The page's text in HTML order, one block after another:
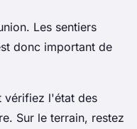
Les sentiers
donc important de
vérifiez l'état des
Sur le terrain, restez